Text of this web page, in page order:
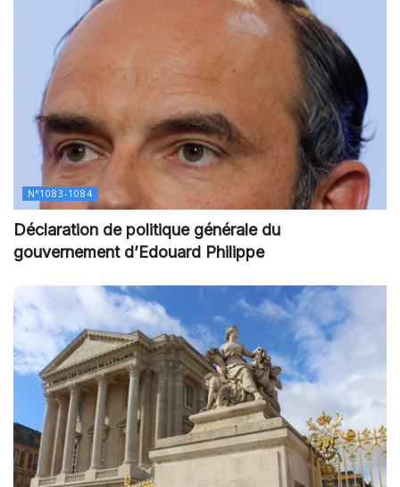
N°1083-1084
Déclaration de politique générale du
gouvernement d’Edouard Philippe